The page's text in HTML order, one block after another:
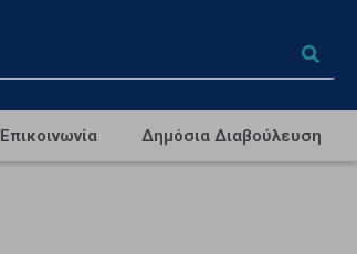
Επικοινωνία Δημόσια Διαβούλευση